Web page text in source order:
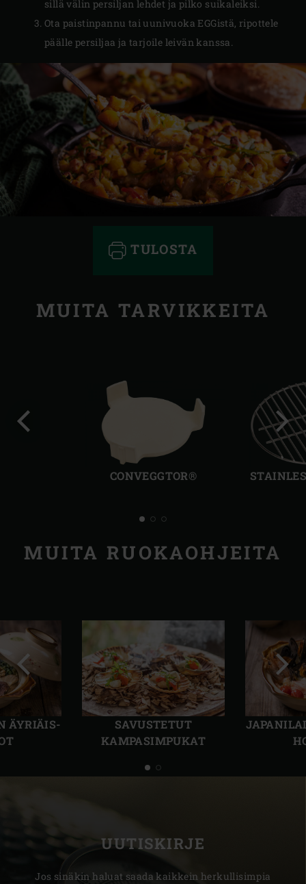
sillä välin persiljan lehdet ja pilko suikaleiksi.
Ota paistinpannu tai uunivuoka EGGistä, ripottele
päälle persiljaa ja tarjoile leivän kanssa.
TULOSTA
MUITA TARVIKKEITA
CONVEGGTOR®
dia
MUITA RUOKAOHJEITA
ÄYRIÄIS-
SAVUSTETUT
KAMPASIMPUKAT
Edellinen
dia
UUTISKIRJE
Jos sinäkin haluat saada kaikkein herkullisimpia